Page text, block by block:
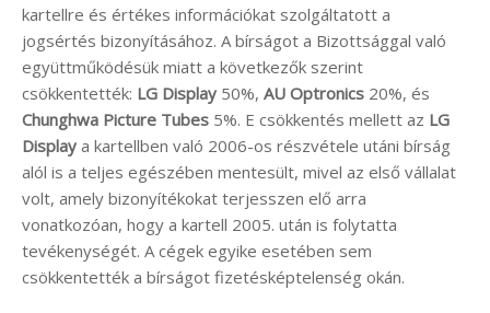
kartellre és értékes információkat szolgáltatott a
jogsértés bizonyításához. A bírságot a Bizottsággal való
együttműködésük miatt a következők szerint
csökkentették: LG Display 50%, AU Optronics 20%, és
Chunghwa Picture Tubes 5%. E csökkentés mellett az LG
Display a kartellben való 2006-os részvétele utáni bírság
alól is a teljes egészében mentesült, mivel az első vállalat
volt, amely bizonyítékokat terjesszen elő arra
vonatkozóan, hogy a kartell 2005. után is folytatta
tevékenységét. A cégek egyike esetében sem
csökkentették a bírságot fizetésképtelenség okán.